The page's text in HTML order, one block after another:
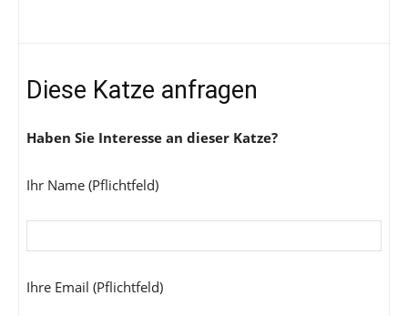
Diese Katze anfragen
Haben Sie Interesse an dieser Katze?
Ihr Name (Pflichtfeld)
Ihre Email (Pflichtfeld)